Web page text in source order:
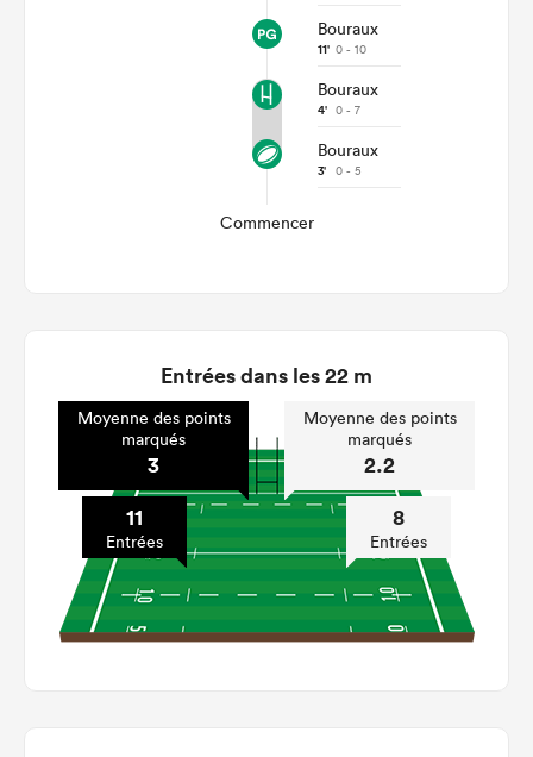
Bouraux
11' 0 - 10
Bouraux
4' 0 - 7
Bouraux
3' 0 - 5
Commencer
Entrées dans les 22 m
Moyenne des points
marqués
3
11
Entrées
Moyenne des points
marqués
2.2
8
Entrées